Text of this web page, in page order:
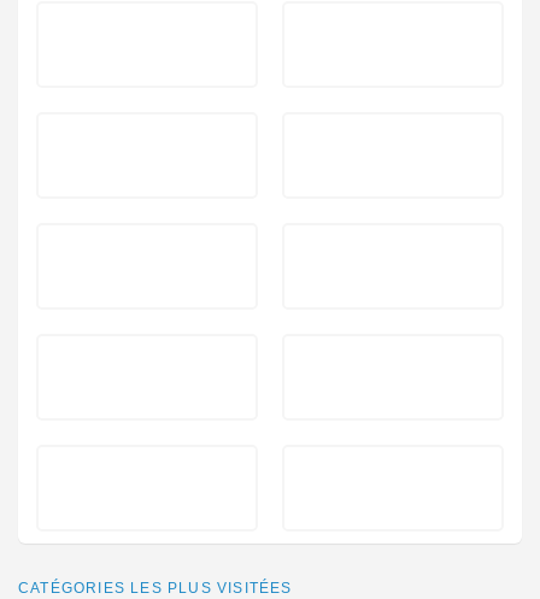
CATÉGORIES LES PLUS VISITÉES